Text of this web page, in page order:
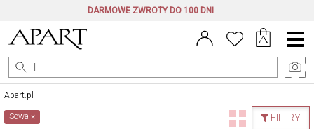
DARMOWE ZWROTY DO 100 DNI
Menu
główne
Apart.pl
FILTRY
Sowa×